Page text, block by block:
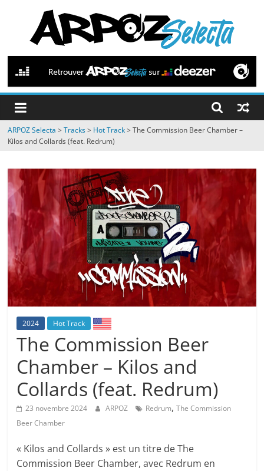
contenu
ARPOZ
Selecta
by
ARPOZ
ARPOZ Selecta >Tracks> Hot Track>The Commission Beer Chamber –
Kilos and Collards (feat. Redrum)
2024 Hot Track
The Commission Beer
Chamber – Kilos and
Collards (feat. Redrum)
23 novembre 2024 ARPOZ Redrum,The Commission
Beer Chamber
« Kilos and Collards » est un titre de The
Commission Beer Chamber, avec Redrum en